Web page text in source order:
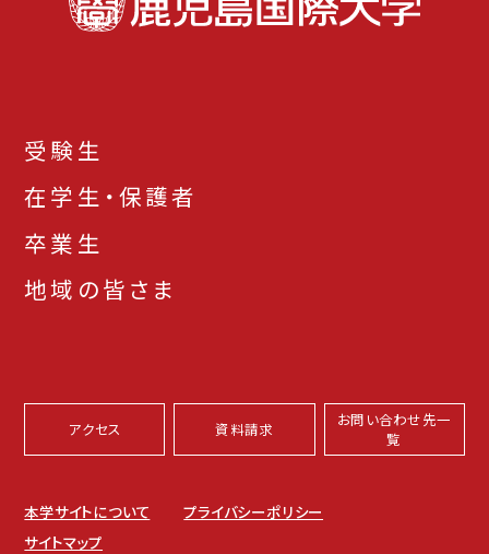
受験生
在学生・保護者
卒業生
地域の皆さま
アクセス 資料請求
お問い合わせ先一
覧
本学サイトについて
プライバシーポリシー
サイトマップ